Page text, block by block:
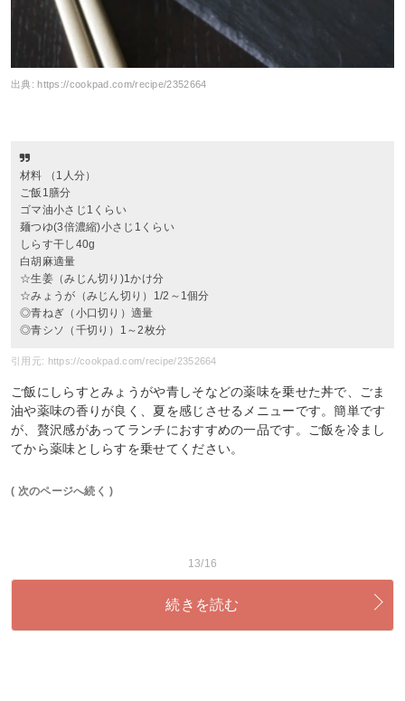
出典: https://cookpad.com/recipe/2352664
材料 （1人分）
ご飯1膳分
ゴマ油小さじ1くらい
麺つゆ(3倍濃縮)小さじ1くらい
しらす干し40g
白胡麻適量
☆生姜（みじん切り)1かけ分
☆みょうが（みじん切り）1/2～1個分
◎青ねぎ（小口切り）適量
◎青シソ（千切り）1～2枚分
引用元: https://cookpad.com/recipe/2352664
ご飯にしらすとみょうがや青しそなどの薬味を乗せた丼で、ごま
油や薬味の香りが良く、夏を感じさせるメニューです。簡単です
が、贅沢感があってランチにおすすめの一品です。ご飯を冷まし
てから薬味としらすを乗せてください。
( 次のページへ続く )
13/16
続きを読む